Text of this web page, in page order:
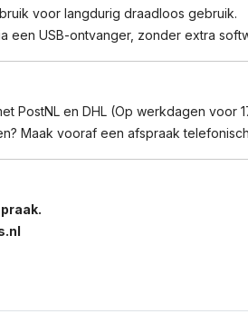
voor langdurig draadloos gebruik.
een USB-ontvanger, zonder extra
PostNL en DHL (Op werkdagen
Maak vooraf een afspraak